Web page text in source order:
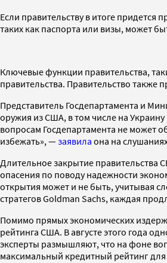
Если правительству в итоге придется
таких как паспорта или визы, может
Ключевые функции правительства,
правительства. Правительство также
Представитель Госдепартамента и
оружия из США, в том числе на
вопросам Госдепартамента не может
избежать», —заявила она на
Длительное закрытие правительства
опасения по поводу надежности
открытия может и не быть, учитывая
стратегов Goldman Sachs, каждая
Помимо прямых экономических
рейтинга США. В августе этого года
эксперты размышляют, что на фоне
максимальный кредитный рейтинг